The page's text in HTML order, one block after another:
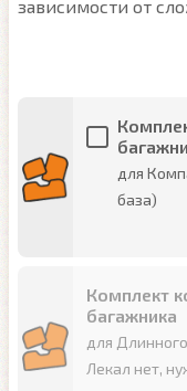
для
база)
Комплект
багажника
для
Лекал нет,